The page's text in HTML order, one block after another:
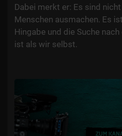
Dabei merkt er: Es sind
Menschen ausmachen. Es
Hingabe und die Suche
ist als wir selbst.